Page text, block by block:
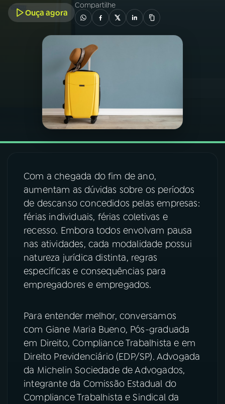
A RÁDIO
PROGRAMAÇÃO
PROGRAMAS
PODCASTS
06VIDEOCASTS
07ÚLTIMAS
08FESTIVAL DE MÚSICA
ACOMPANHE A RÁDIO NACIONAL
YouTube Facebook
Instagram X
TikTok
Ouça agora
Compartilhe
Com a chegada do fim de ano,
aumentam as dúvidas sobre os períodos
de descanso concedidos pelas empresas:
férias individuais, férias coletivas e
recesso. Embora todos envolvam pausa
nas atividades, cada modalidade possui
natureza jurídica distinta, regras
específicas e consequências para
empregadores e empregados.
Para entender melhor, conversamos
com Giane Maria Bueno, Pós-graduada
em Direito, Compliance Trabalhista e em
Direito Previdenciário (EDP/SP). Advogada
da Michelin Sociedade de Advogados,
integrante da Comissão Estadual do
Compliance Trabalhista e Sindical da